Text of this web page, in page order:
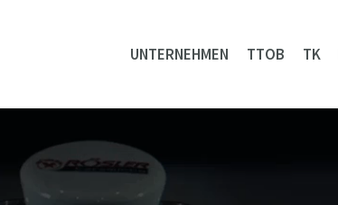
UNTERNEHMEN TTOB TK